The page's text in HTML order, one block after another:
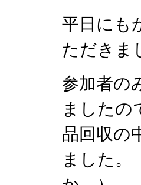
平日にも
ただきま
参加者の
ましたの
品回収の
ました。